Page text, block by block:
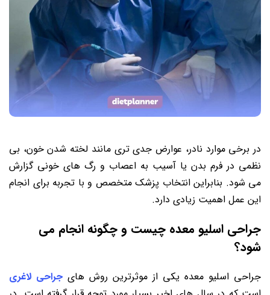
در برخی موارد نادر، عوارض جدی تری مانند لخته شدن خون، بی
نظمی در فرم بدن یا آسیب به اعصاب و رگ های خونی گزارش
می شود. بنابراین انتخاب پزشک متخصص و با تجربه برای انجام
این عمل اهمیت زیادی دارد.
جراحی اسلیو معده چیست و چگونه انجام می
شود؟
جراحی اسلیو معده یکی از موثرترین روش های جراحی لاغری